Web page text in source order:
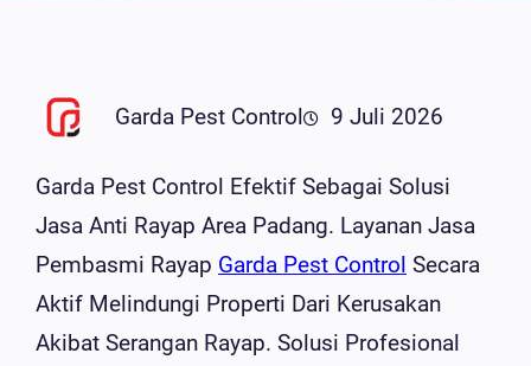
Garda Pest Control 9 Juli 2026
Garda Pest Control Efektif Sebagai Solusi
Jasa Anti Rayap Area Padang. Layanan Jasa
Pembasmi Rayap Garda Pest Control Secara
Aktif Melindungi Properti Dari Kerusakan
Akibat Serangan Rayap. Solusi Profesional